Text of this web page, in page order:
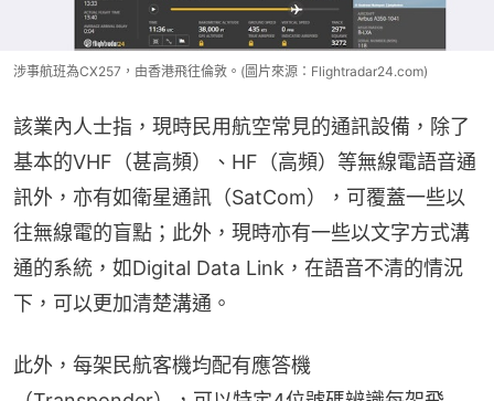
涉事航班為CX257，由香港飛往倫敦。(圖片來源：Flightradar24.com)
該業內人士指，現時民用航空常見的通訊設備，除了
基本的VHF（甚高頻）、HF（高頻）等無線電語音通
訊外，亦有如衛星通訊（SatCom），可覆蓋一些以
往無線電的盲點；此外，現時亦有一些以文字方式溝
通的系統，如Digital Data Link，在語音不清的情況
下，可以更加清楚溝通。
此外，每架民航客機均配有應答機